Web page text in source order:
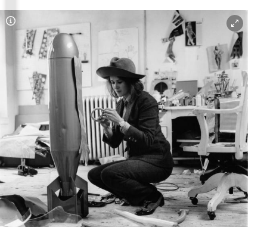
Copyright-Hinweis öffnen/schließen